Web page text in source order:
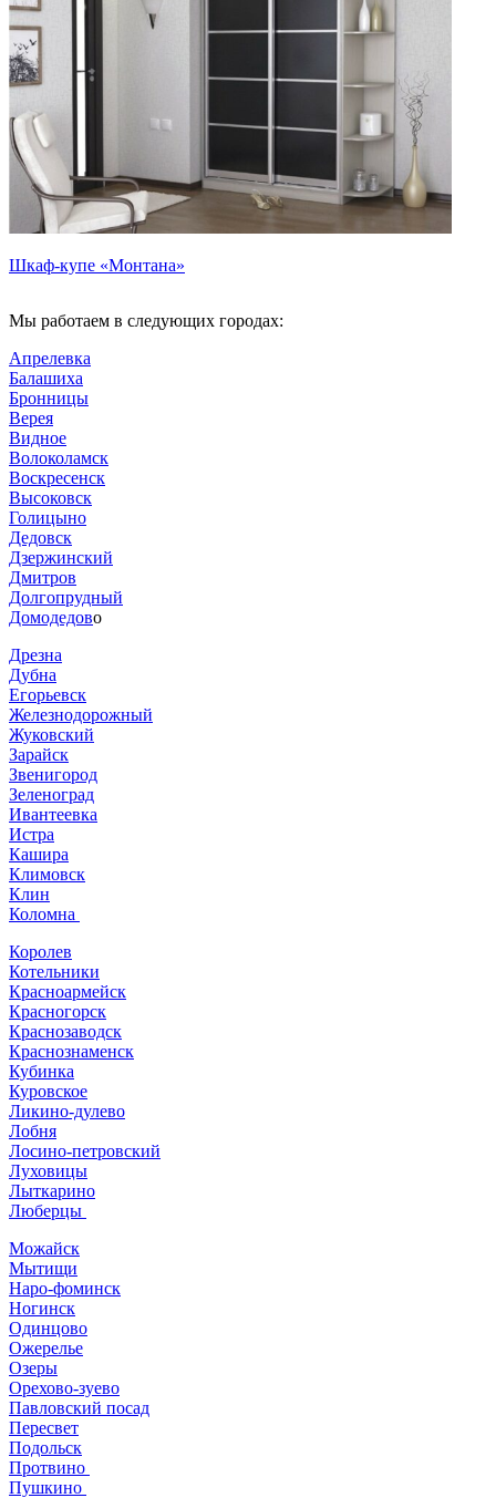
Шкаф-купе «Монтана»
Мы работаем в следующих городах:
Апрелевка
Балашиха
Бронницы
Верея
Видное
Волоколамск
Воскресенск
Высоковск
Голицыно
Дедовск
Дзержинский
Дмитров
Долгопрудный
Домодедово
Дрезна
Дубна
Егорьевск
Железнодорожный
Жуковский
Зарайск
Звенигород
Зеленоград
Ивантеевка
Истра
Кашира
Климовск
Клин
Коломна
Королев
Котельники
Красноармейск
Красногорск
Краснозаводск
Краснознаменск
Кубинка
Куровское
Ликино-дулево
Лобня
Лосино-петровский
Луховицы
Лыткарино
Люберцы
Можайск
Мытищи
Наро-фоминск
Ногинск
Одинцово
Ожерелье
Озеры
Орехово-зуево
Павловский посад
Пересвет
Подольск
Протвино
Пушкино